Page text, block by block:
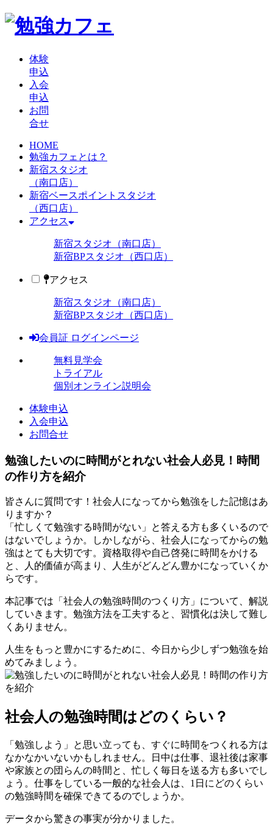
体験
申込
入会
申込
お問
合せ
HOME
勉強カフェとは？
新宿スタジオ
（南口店）
新宿ベースポイントスタジオ
（西口店）
アクセス
新宿スタジオ（南口店）
新宿BPスタジオ（西口店）
アクセス
新宿スタジオ（南口店）
新宿BPスタジオ（西口店）
会員証 ログインページ
無料見学会
トライアル
個別オンライン説明会
体験申込
入会申込
お問合せ
勉強したいのに時間がとれない社会人必見！時間
の作り方を紹介
皆さんに質問です！社会人になってから勉強をした記憶はあ
りますか？
「忙しくて勉強する時間がない」と答える方も多くいるので
はないでしょうか。しかしながら、社会人になってからの勉
強はとても大切です。資格取得や自己啓発に時間をかける
と、人的価値が高まり、人生がどんどん豊かになっていくか
らです。
本記事では「社会人の勉強時間のつくり方」について、解説
していきます。勉強方法を工夫すると、習慣化は決して難し
くありません。
人生をもっと豊かにするために、今日から少しずつ勉強を始
めてみましょう。
社会人の勉強時間はどのくらい？
「勉強しよう」と思い立っても、すぐに時間をつくれる方は
なかなかいないかもしれません。日中は仕事、退社後は家事
や家族との団らんの時間と、忙しく毎日を送る方も多いでし
ょう。仕事をしている一般的な社会人は、1日にどのくらい
の勉強時間を確保できてるのでしょうか。
データから驚きの事実が分かりました。